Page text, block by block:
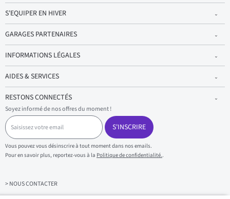
S'EQUIPER EN HIVER
GARAGES PARTENAIRES
INFORMATIONS LÉGALES
AIDES & SERVICES
RESTONS CONNECTÉS
Soyez informé de nos offres du moment !
S
a
i
s
i
s
z
v
S'INSCRIRE
Vous pouvez vous désinscrire à tout moment dans nos emails.
Pour en savoir plus, reportez-vous à la Politique de confidentialité..
> NOUS CONTACTER